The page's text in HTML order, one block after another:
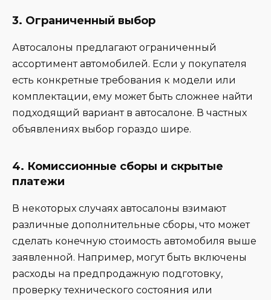
3. Ограниченный выбор
Автосалоны предлагают ограниченный
ассортимент автомобилей. Если у покупателя
есть конкретные требования к модели или
комплектации, ему может быть сложнее найти
подходящий вариант в автосалоне. В частных
объявлениях выбор гораздо шире.
4. Комиссионные сборы и скрытые
платежи
В некоторых случаях автосалоны взимают
различные дополнительные сборы, что может
сделать конечную стоимость автомобиля выше
заявленной. Например, могут быть включены
расходы на предпродажную подготовку,
проверку технического состояния или